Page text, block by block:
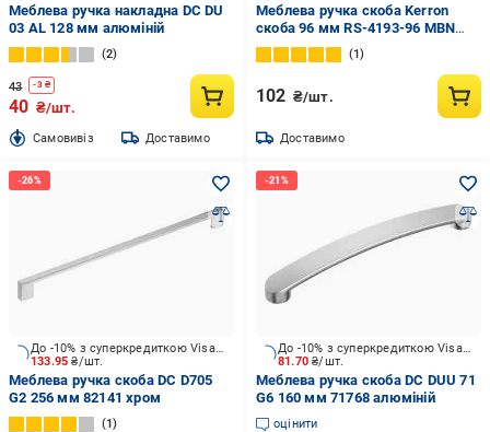
Меблева ручка накладна DC DU
03 AL 128 мм алюміній
2
43 -3₴
40 ₴/шт.
Cамовивіз Доставимо
Меблева ручка скоба Kerron
скоба 96 мм RS-4193-96 MBN
матовий чорний
1
102 ₴/шт.
Доставимо
133.95₴/шт.
До -10% з суперкредиткою Visa Вигода
Меблева ручка скоба DC D705
G2 256 мм 82141 хром
1
81.70₴/шт.
До -10% з суперкредиткою Visa Вигода
Меблева ручка скоба DC DUU 71
G6 160 мм 71768 алюміній
оцінити